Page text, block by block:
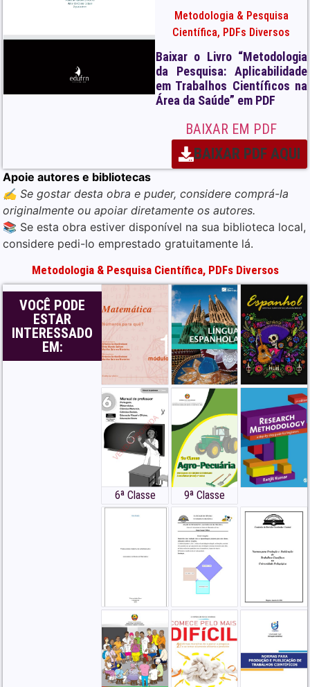
Metodologia & Pesquisa
Científica, PDFs Diversos
Baixar o Livro “Metodologia
da Pesquisa: Aplicabilidade
em Trabalhos Científicos na
Área da Saúde” em PDF
BAIXAR EM PDF
BAIXAR PDF AQUI
Apoie autores e bibliotecas
✍️ Se gostar desta obra e puder, considere comprá-la
originalmente ou apoiar diretamente os autores.
📚 Se esta obra estiver disponível na sua biblioteca local,
considere pedi-lo emprestado gratuitamente lá.
Metodologia & Pesquisa Científica, PDFs Diversos
VOCÊ PODE
ESTAR
INTERESSADO
EM:
6ª Classe 9ª Classe